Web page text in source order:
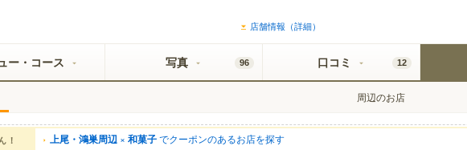
店舗情報（詳細）
ー・コース 写真 96 口コミ 12
周辺のお店
！ 上尾・鴻巣周辺 × 和菓子でクーポンのあるお店を探す